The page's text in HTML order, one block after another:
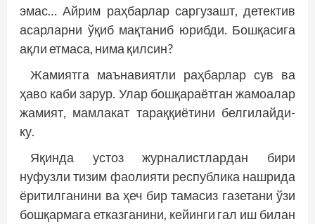
эмас… Айрим раҳбарлар саргузашт, детектив
асарларни ўқиб мақтаниб юрибди. Бошқасига
ақли етмаса, нима қилсин?
Жамиятга маънавиятли раҳбарлар сув ва
ҳаво каби зарур. Улар бошқараётган жамоалар
жамият, мамлакат тараққиётини белгилайди-
ку.
Яқинда устоз журналистлардан бири
нуфузли тизим фаолияти республика нашрида
ёритилганини ва ҳеч бир тамасиз газетани ўзи
бошқармага етказганини, кейинги гал иш билан